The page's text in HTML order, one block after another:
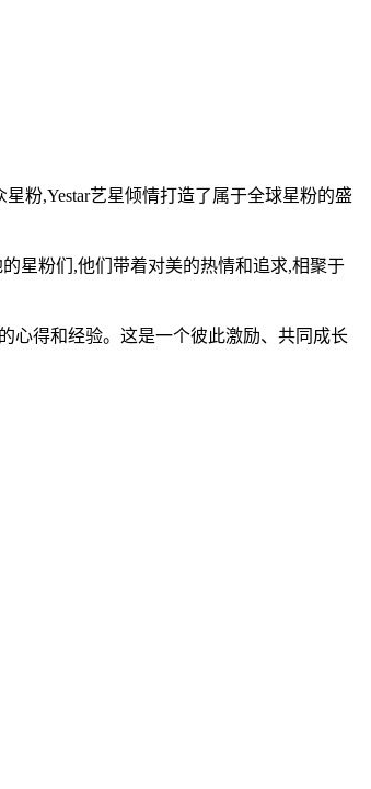
粉,Yestar艺星倾情打造了属于全球星粉的盛
星粉们,他们带着对美的热情和追求,相聚于
心得和经验。这是一个彼此激励、共同成长